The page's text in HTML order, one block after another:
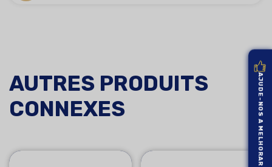
AUTRES PRODUITS
CONNEXES
AJUDE-NOS A MELHORAR